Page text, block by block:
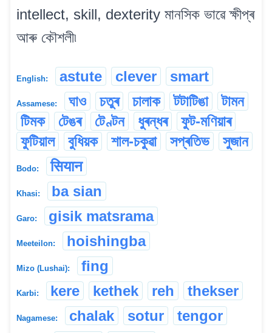
intellect, skill, dexterity মানসিক ভাৱে ক্ষীপ্ৰ
আৰু কৌশলী৷
English: astute clever smart
Assamese: ঘাও চতুৰ চালাক টটাটিঙা
টামন
টিমক
টেঙৰ টেণ্টন ধুৰন্ধৰ
ফুট-মণিয়াৰ
ফুটিয়াল
বুধিয়ক শাল-চকুৱা সপ্ৰতিভ সুজান
Bodo: सियान
Khasi: ba sian
Garo: gisik matsrama
Meeteilon: hoishingba
Mizo (Lushai): fing
Karbi: kere kethek reh thekser
Nagamese: chalak sotur
tengor